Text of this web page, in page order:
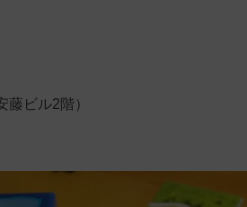
ビル2階）